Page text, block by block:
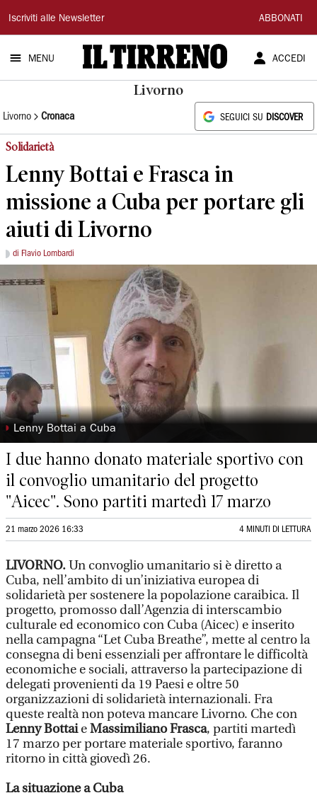
Il
Tirreno
Iscriviti alle Newsletter ABBONATI
MENU ACCEDI
Livorno
Livorno Cronaca SEGUICI SU DISCOVER
Solidarietà
Lenny Bottai e Frasca in
missione a Cuba per portare gli
aiuti di Livorno
di Flavio Lombardi
◗ Lenny Bottai a Cuba
I due hanno donato materiale sportivo con
il convoglio umanitario del progetto
"Aicec". Sono partiti martedì 17 marzo
21 marzo 2026 16:33 4 MINUTI DI LETTURA
LIVORNO.Un convoglio umanitario si è diretto a
Cuba, nell’ambito di un’iniziativa europea di
solidarietà per sostenere la popolazione caraibica. Il
progetto, promosso dall’Agenzia di interscambio
culturale ed economico con Cuba (Aicec) e inserito
nella campagna “Let Cuba Breathe”, mette al centro la
consegna di beni essenziali per affrontare le difficoltà
economiche e sociali, attraverso la partecipazione di
delegati provenienti da 19 Paesi e oltre 50
organizzazioni di solidarietà internazionali. Fra
queste realtà non poteva mancare Livorno. Che con
Lenny BottaieMassimiliano Frasca, partiti martedì
17 marzo per portare materiale sportivo, faranno
ritorno in città giovedì 26.
La situazione a Cuba